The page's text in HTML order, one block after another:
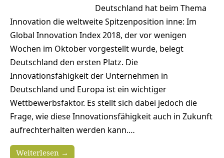
Deutschland hat beim Thema
Innovation die weltweite Spitzenposition inne: Im
Global Innovation Index 2018, der vor wenigen
Wochen im Oktober vorgestellt wurde, belegt
Deutschland den ersten Platz. Die
Innovationsfähigkeit der Unternehmen in
Deutschland und Europa ist ein wichtiger
Wettbewerbsfaktor. Es stellt sich dabei jedoch die
Frage, wie diese Innovationsfähigkeit auch in Zukunft
aufrechterhalten werden kann.…
Weiterlesen →